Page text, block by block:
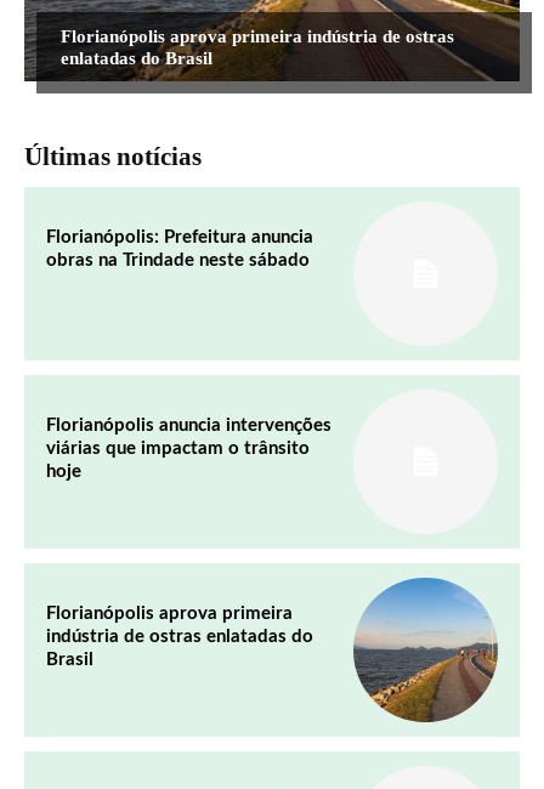
Florianópolis aprova primeira indústria de ostras
enlatadas do Brasil
Últimas notícias
Florianópolis: Prefeitura anuncia
obras na Trindade neste sábado
Florianópolis anuncia intervenções
viárias que impactam o trânsito
hoje
Florianópolis aprova primeira
indústria de ostras enlatadas do
Brasil